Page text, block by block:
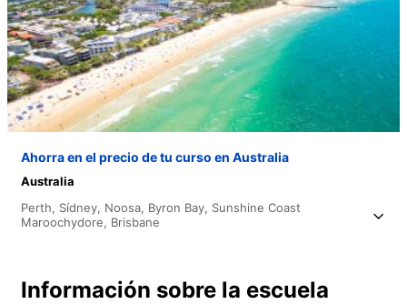
Ahorra en el precio de tu curso en Australia
Australia
Perth, Sídney, Noosa, Byron Bay, Sunshine Coast
Maroochydore, Brisbane
Información sobre la escuela